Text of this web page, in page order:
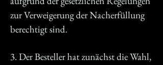
zur Verweigerung der Nacherfüllung
berechtigt sind.
3. Der Besteller hat zunächst die Wahl,